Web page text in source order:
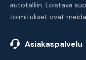
autotalliin. Loistava
toimitukset ovat
Asiakaspalvelu